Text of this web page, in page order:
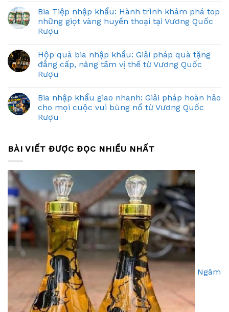
Bia Tiệp nhập khẩu: Hành trình khám phá top
những giọt vàng huyền thoại tại Vương Quốc
Rượu
Hộp quà bia nhập khẩu: Giải pháp quà tặng
đẳng cấp, nâng tầm vị thế từ Vương Quốc
Rượu
Bia nhập khẩu giao nhanh: Giải pháp hoàn hảo
cho mọi cuộc vui bùng nổ từ Vương Quốc
Rượu
BÀI VIẾT ĐƯỢC ĐỌC NHIỀU NHẤT
Ngâm